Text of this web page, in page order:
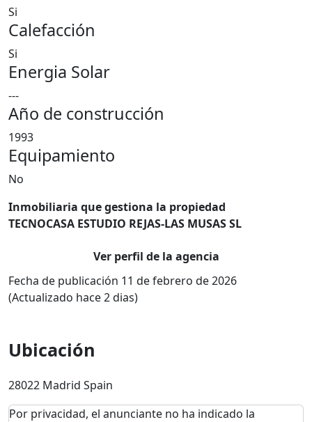
Si
Calefacción
Si
Energia Solar
---
Año de construcción
1993
Equipamiento
No
Inmobiliaria que gestiona la propiedad
TECNOCASA ESTUDIO REJAS-LAS MUSAS SL
Ver perfil de la agencia
Fecha de publicación 11 de febrero de 2026
(Actualizado hace 2 dias)
Ubicación
28022 Madrid Spain
Por privacidad, el anunciante no ha indicado la